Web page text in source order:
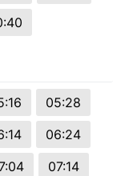
05:28
06:24
07:14